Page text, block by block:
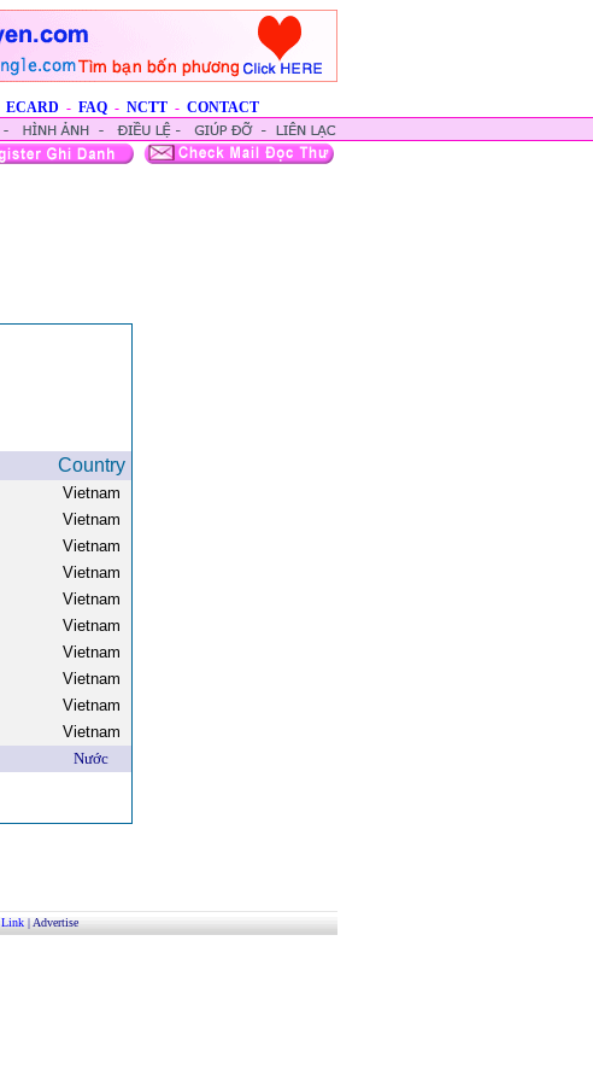
ECARD - FAQ - NCTT - CONTACT
Country
Vietnam
Vietnam
Vietnam
Vietnam
Vietnam
Vietnam
Vietnam
Vietnam
Vietnam
Vietnam
Nước
Link| Advertise